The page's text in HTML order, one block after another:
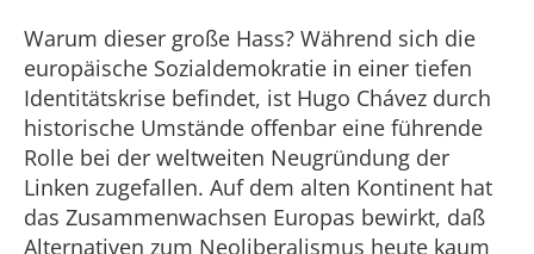
Warum dieser große Hass? Während sich die
europäische Sozialdemokratie in einer tiefen
Identitätskrise befindet, ist Hugo Chávez durch
historische Umstände offenbar eine führende
Rolle bei der weltweiten Neugründung der
Linken zugefallen. Auf dem alten Kontinent hat
das Zusammenwachsen Europas bewirkt, daß
Alternativen zum Neoliberalismus heute kaum